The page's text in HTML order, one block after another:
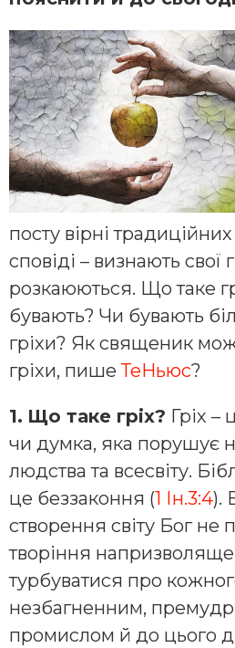
посту вірні
сповіді – визнають свої
розкаюються. Що таке
бувають? Чи бувають
гріхи? Як священик
гріхи, пишеТеНьюс?
1. Що таке гріх? Гріх –
чи думка, яка порушує
людства та всесвіту.
це беззаконня (1 Ін.3:4).
створення світу Бог не
творіння
турбуватися про
незбагненним,
промислом й до цього